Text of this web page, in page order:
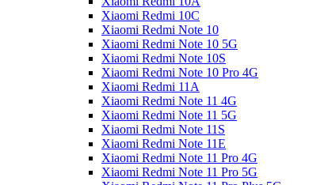
Xiaomi Redmi 10C
Xiaomi Redmi Note 10
Xiaomi Redmi Note 10 5G
Xiaomi Redmi Note 10S
Xiaomi Redmi Note 10 Pro 4G
Xiaomi Redmi 11A
Xiaomi Redmi Note 11 4G
Xiaomi Redmi Note 11 5G
Xiaomi Redmi Note 11S
Xiaomi Redmi Note 11E
Xiaomi Redmi Note 11 Pro 4G
Xiaomi Redmi Note 11 Pro 5G